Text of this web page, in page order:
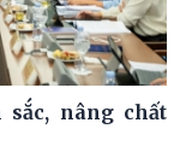
sắc, nâng chất